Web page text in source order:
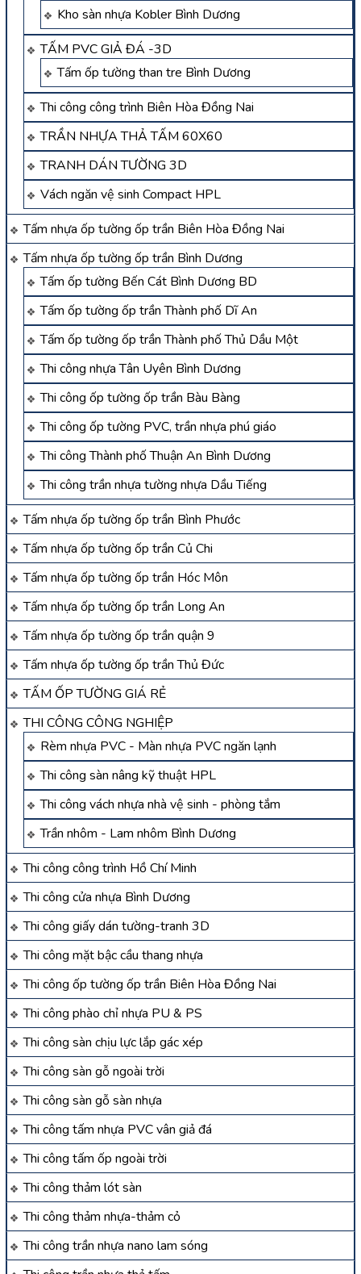
Kho sàn nhựa Kobler Bình Dương
TẤM PVC GIẢ ĐÁ -3D
Tấm ốp tường than tre Bình Dương
Thi công công trình Biên Hòa Đồng Nai
TRẦN NHỰA THẢ TẤM 60X60
TRANH DÁN TƯỜNG 3D
Vách ngăn vệ sinh Compact HPL
Tấm nhựa ốp tường ốp trần Biên Hòa Đồng Nai
Tấm nhựa ốp tường ốp trần Bình Dương
Tấm ốp tường Bến Cát Bình Dương BD
Tấm ốp tường ốp trần Thành phố Dĩ An
Tấm ốp tường ốp trần Thành phố Thủ Dầu Một
Thi công nhựa Tân Uyên Bình Dương
Thi công ốp tường ốp trần Bàu Bàng
Thi công ốp tường PVC, trần nhựa phú giáo
Thi công Thành phố Thuận An Bình Dương
Thi công trần nhựa tường nhựa Dầu Tiếng
Tấm nhựa ốp tường ốp trần Bình Phước
Tấm nhựa ốp tường ốp trần Củ Chi
Tấm nhựa ốp tường ốp trần Hóc Môn
Tấm nhựa ốp tường ốp trần Long An
Tấm nhựa ốp tường ốp trần quận 9
Tấm nhựa ốp tường ốp trần Thủ Đức
TẤM ỐP TƯỜNG GIÁ RẺ
THI CÔNG CÔNG NGHIỆP
Rèm nhựa PVC - Màn nhựa PVC ngăn lạnh
Thi công sàn nâng kỹ thuật HPL
Thi công vách nhựa nhà vệ sinh - phòng tắm
Trần nhôm - Lam nhôm Bình Dương
Thi công công trình Hồ Chí Minh
Thi công cửa nhựa Bình Dương
Thi công giấy dán tường-tranh 3D
Thi công mặt bậc cầu thang nhựa
Thi công ốp tường ốp trần Biên Hòa Đồng Nai
Thi công phào chỉ nhựa PU & PS
Thi công sàn chịu lực lắp gác xép
Thi công sàn gỗ ngoài trời
Thi công sàn gỗ sàn nhựa
Thi công tấm nhựa PVC vân giả đá
Thi công tấm ốp ngoài trời
Thi công thảm lót sàn
Thi công thảm nhựa-thảm cỏ
Thi công trần nhựa nano lam sóng